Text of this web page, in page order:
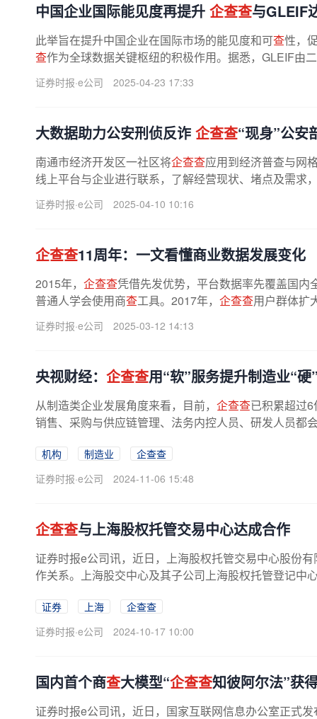
中国企业国际能见度再提升 企查查与GLEIF
此举旨在提升中国企业在国际市场的能见度和可查性，
查作为全球数据关键枢纽的积极作用。据悉，GLEIF由
成立，旨在支持全球法人识别编码...
证券时报·e公司 2025-04-23 17:33
大数据助力公安刑侦反诈 企查查“现身”公安
南通市经济开发区一社区将企查查应用到经济普查与网
线上平台与企业进行联系，了解经营现状、堵点及需求
企查查
证券时报·e公司 2025-04-10 10:16
企查查11周年：一文看懂商业数据发展变化
2015年， 企查查凭借先发优势，平台数据率先覆盖国
普通人学会使用商查工具。2017年， 企查查用户群体扩
数字的背后，是
证券时报·e公司 2025-03-12 14:13
央视财经： 企查查用“软”服务提升制造业“硬
从制造类企业发展角度来看，目前， 企查查已积累超过
销售、采购与供应链管理、法务内控人员、研发人员都
机构 制造业
企查查
证券时报·e公司
2024-11-06 15:48
企查查与上海股权托管交易中心达成合作
证券时报e公司讯，近日，上海股权托管交易中心股份
作关系。上海股交中心及其子公司上海股权托管登记中
证券 上海
企查查
证券时报·e公司
2024-10-17 10:00
国内首个商查大模型“企查查知彼阿尔法”获
证券时报e公司讯，近日，国家互联网信息办公室正式